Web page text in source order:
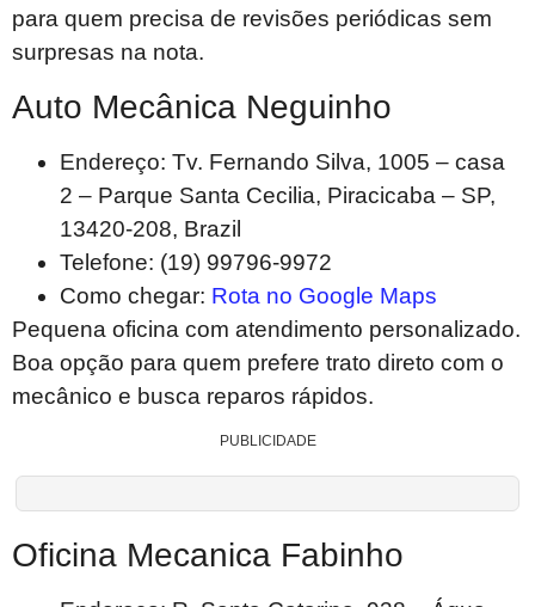
para quem precisa de revisões periódicas sem
surpresas na nota.
Auto Mecânica Neguinho
Endereço: Tv. Fernando Silva, 1005 – casa
2 – Parque Santa Cecilia, Piracicaba – SP,
13420-208, Brazil
Telefone: (19) 99796-9972
Como chegar: Rota no Google Maps
Pequena oficina com atendimento personalizado.
Boa opção para quem prefere trato direto com o
mecânico e busca reparos rápidos.
PUBLICIDADE
Oficina Mecanica Fabinho